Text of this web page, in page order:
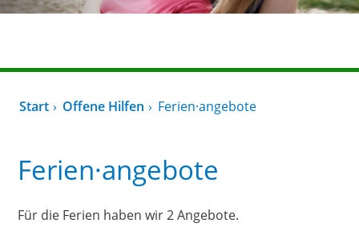
Start Offene Hilfen Ferien·angebote
Ferien·angebote
Für die Ferien haben wir 2 Angebote.